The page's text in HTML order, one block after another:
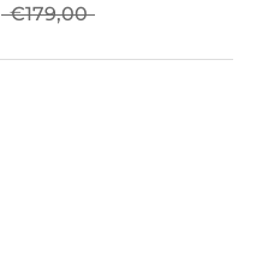
€179,00